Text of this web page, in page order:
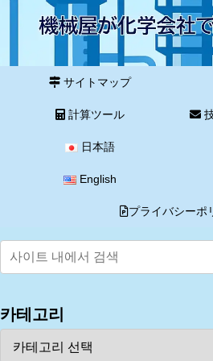
サイトマップ
計算ツール
日本語
English
プライバシーポ
카테고리